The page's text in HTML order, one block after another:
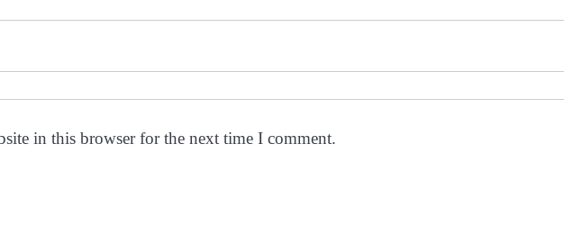
in this browser for the next time I comment.